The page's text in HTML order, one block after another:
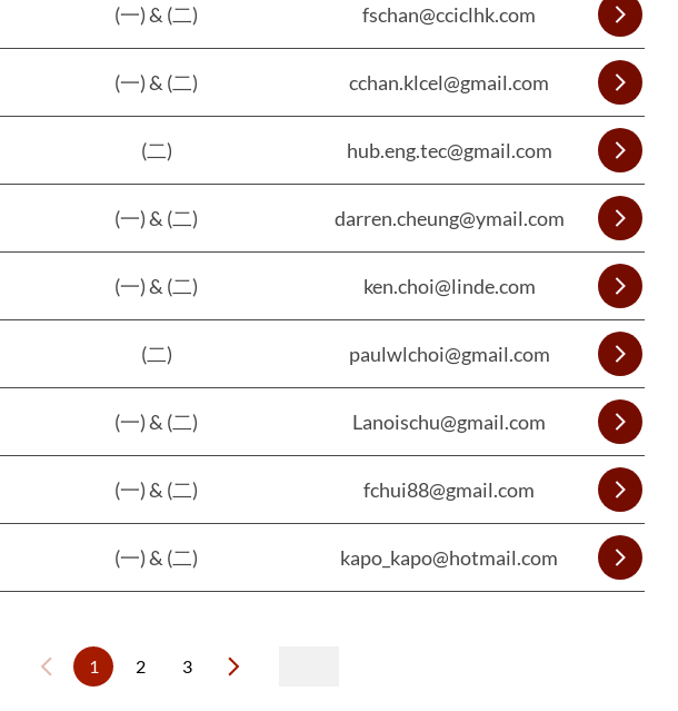
(一) & (二) fschan@cciclhk.com
(一) & (二) cchan.klcel@gmail.com
(二) hub.eng.tec@gmail.com
(一) & (二) darren.cheung@ymail.com
(一) & (二) ken.choi@linde.com
(二) paulwlchoi@gmail.com
(一) & (二) Lanoischu@gmail.com
(一) & (二) fchui88@gmail.com
(一) & (二) kapo_kapo@hotmail.com
1 2 3